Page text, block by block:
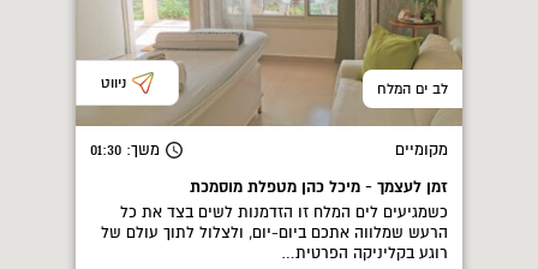
לב ים המלח ניווט
מקומיים משך: 01:30
זמן לעצמך - מיכל כהן מטפלת מוסמכת
כשמגיעים לים המלח זו הזדמנות לשים בצד את כל
הרעש שמלווה אתכם ביום-יום, ולצלול לתוך עולם של
רוגע בקליניקה הפרטית…